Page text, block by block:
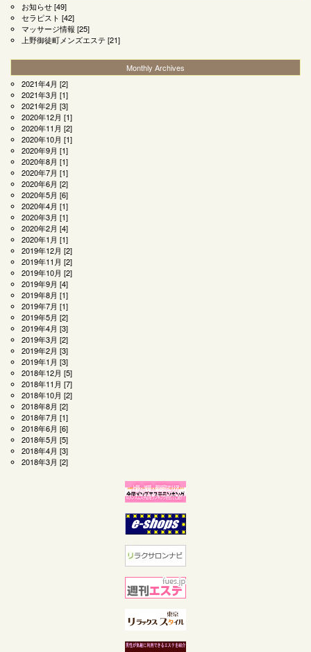
お知らせ[49]
セラピスト [42]
マッサージ情報 [25]
上野御徒町メンズエステ [21]
Monthly Archives
2021年4月 [2]
2021年3月 [1]
2021年2月 [3]
2020年12月 [1]
2020年11月 [2]
2020年10月 [1]
2020年9月 [1]
2020年8月 [1]
2020年7月 [1]
2020年6月 [2]
2020年5月 [6]
2020年4月 [1]
2020年3月 [1]
2020年2月 [4]
2020年1月 [1]
2019年12月 [2]
2019年11月 [2]
2019年10月 [2]
2019年9月 [4]
2019年8月 [1]
2019年7月 [1]
2019年5月 [2]
2019年4月 [3]
2019年3月 [2]
2019年2月 [3]
2019年1月 [3]
2018年12月 [5]
2018年11月 [7]
2018年10月 [2]
2018年8月 [2]
2018年7月 [1]
2018年6月 [6]
2018年5月 [5]
2018年4月 [3]
2018年3月 [2]